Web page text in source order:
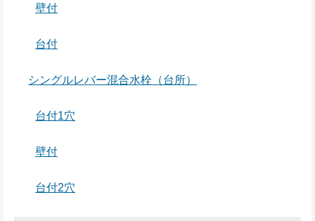
壁付
台付
シングルレバー混合水栓（台所）
台付1穴
壁付
台付2穴